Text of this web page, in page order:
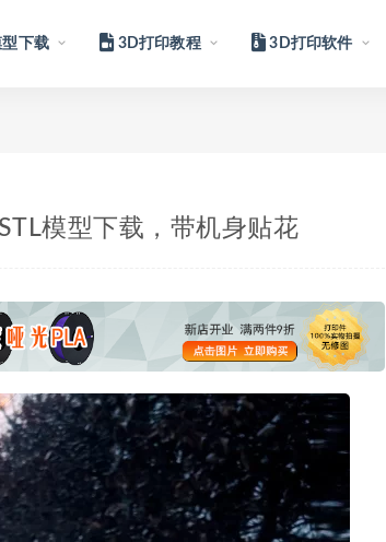
下载 3D打印教程 3D打印软件
模型下载，带机身贴花